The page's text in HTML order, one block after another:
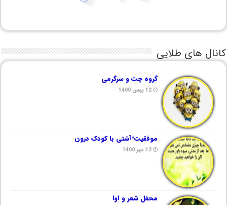
کانال های طلایی
گروه چت و سرگرمی
12 بهمن 1400
موفقیت*آشتی با کودک درون
12 مهر 1400
محفل شعر و آوا